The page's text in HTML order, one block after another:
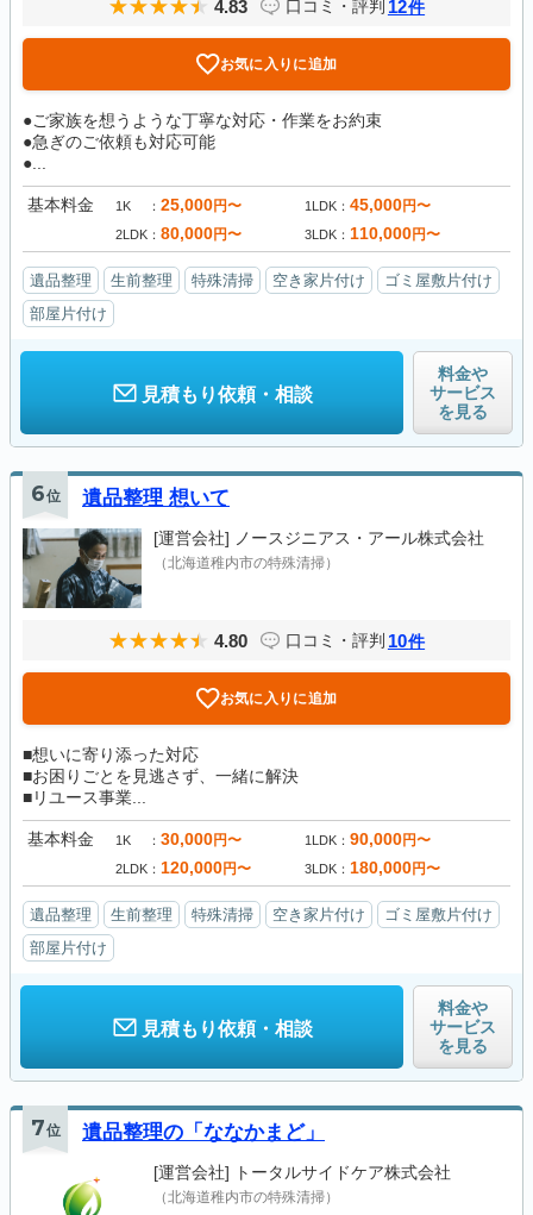
4.83 口コミ・評判 12件
お気に入りに追加
●ご家族を想うような丁寧な対応・作業をお約束
●急ぎのご依頼も対応可能
●...
基本料金 1K 25,000円〜 1LDK 45,000円〜
2LDK 80,000円〜 3LDK 110,000円〜
遺品整理 生前整理 特殊清掃 空き家片付け
ゴミ屋敷片付け
部屋片付け
見積もり依頼・相談
料金や
サービス
を見る
6位 遺品整理 想いて
[運営会社] ノースジニアス・アール株式会社
（北海道稚内市の特殊清掃）
4.80 口コミ・評判 10件
お気に入りに追加
■想いに寄り添った対応
■お困りごとを見逃さず、一緒に解決
■リユース事業...
基本料金 1K 30,000円〜 1LDK 90,000円〜
2LDK 120,000円〜 3LDK 180,000円〜
遺品整理 生前整理 特殊清掃 空き家片付け
ゴミ屋敷片付け
部屋片付け
見積もり依頼・相談
料金や
サービス
を見る
7位 遺品整理の「ななかまど」
[運営会社] トータルサイドケア株式会社
（北海道稚内市の特殊清掃）